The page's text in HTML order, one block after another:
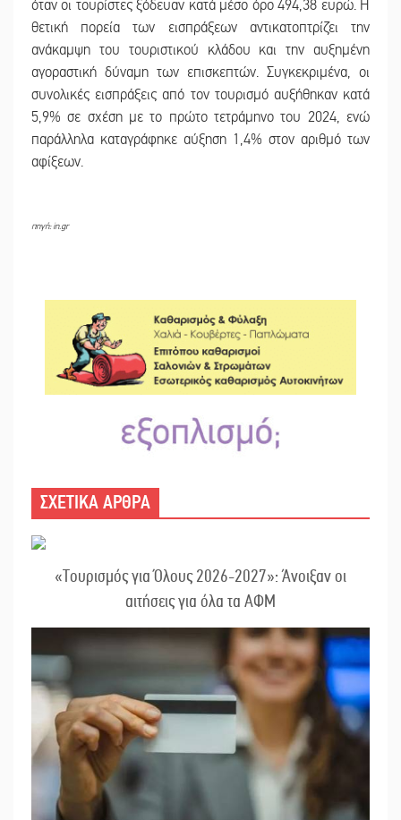
όταν οι τουρίστες ξόδευαν κατά μέσο όρο 494,38 ευρώ. Η
θετική πορεία των εισπράξεων αντικατοπτρίζει την
ανάκαμψη του τουριστικού κλάδου και την αυξημένη
αγοραστική δύναμη των επισκεπτών. Συγκεκριμένα, οι
συνολικές εισπράξεις από τον τουρισμό αυξήθηκαν κατά
5,9% σε σχέση με το πρώτο τετράμηνο του 2024, ενώ
παράλληλα καταγράφηκε αύξηση 1,4% στον αριθμό των
αφίξεων.
πηγή: in.gr
ΣΧΕΤΙΚΑ ΑΡΘΡΑ
«Τουρισμός για Όλους 2026-2027»: Άνοιξαν οι
αιτήσεις για όλα τα ΑΦΜ